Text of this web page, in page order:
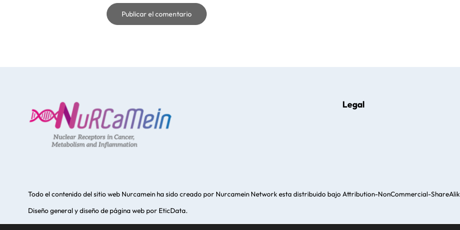
Legal
Todo el contenido del sitio web Nurcamein ha sido creado por Nurcamein Networkesta distribuido bajoAttribution-NonCommercial-
Diseño general y diseño de página web por EticData.